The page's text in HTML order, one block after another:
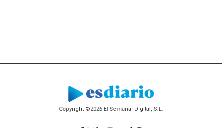
Copyright ©2026 El Semanal Digital, S.L.